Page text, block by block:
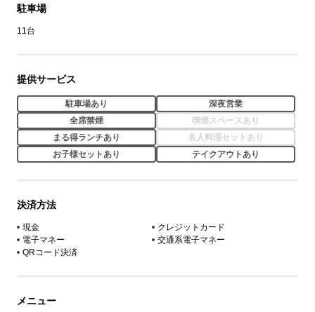
駐車場
11台
提供サービス
駐車場あり
深夜営業
全席禁煙
喫煙スペースあり
まる得ランチあり
名人料理セットあり
お子様セットあり
テイクアウトあり
決済方法
現金
クレジットカード
電子マネー
交通系電子マネー
QRコード決済
メニュー